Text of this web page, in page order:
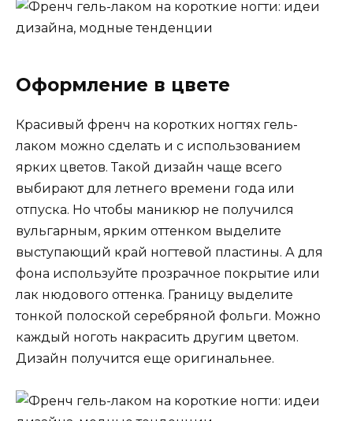
Оформление в цвете
Красивый френч на коротких ногтях гель-
лаком можно сделать и с использованием
ярких цветов. Такой дизайн чаще всего
выбирают для летнего времени года или
отпуска. Но чтобы маникюр не получился
вульгарным, ярким оттенком выделите
выступающий край ногтевой пластины. А для
фона используйте прозрачное покрытие или
лак нюдового оттенка. Границу выделите
тонкой полоской серебряной фольги. Можно
каждый ноготь накрасить другим цветом.
Дизайн получится еще оригинальнее.